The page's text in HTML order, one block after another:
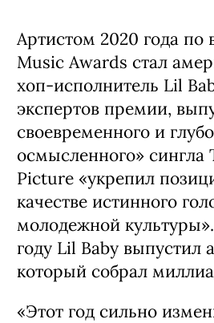
Артистом 2020 года по
Music Awards стал
хоп-исполнитель Lil
экспертов премии,
своевременного и
осмысленного» сингла
Picture «укрепил
качестве истинного
молодежной
году Lil Baby выпустил
который собрал
«Этот год сильно